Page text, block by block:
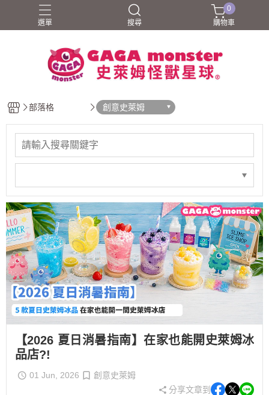
選單 搜尋
0
購物車
部落格 創意史萊姆
【2026 夏日消暑指南】在家也能開史萊姆冰
品店?!
01 Jun, 2026
創意史萊姆
分享文章到